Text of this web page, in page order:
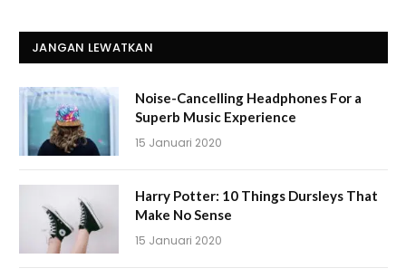
JANGAN LEWATKAN
Noise-Cancelling Headphones For a
Superb Music Experience
15 Januari 2020
Harry Potter: 10 Things Dursleys That
Make No Sense
15 Januari 2020